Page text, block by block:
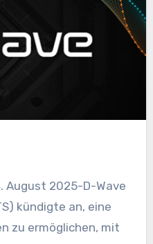
kündigte an, eine
zu ermöglichen, mit